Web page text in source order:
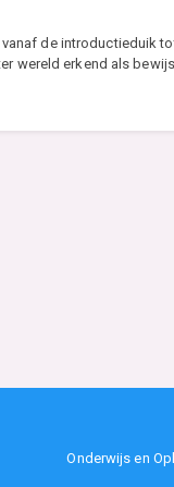
de introductieduik
wereld erkend als
Onderwijs en